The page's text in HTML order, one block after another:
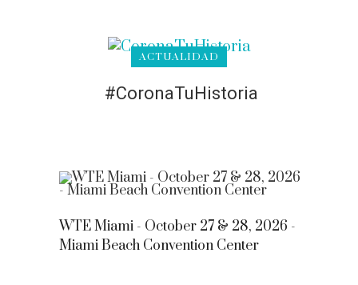
ACTUALIDAD
#CoronaTuHistoria
WTE Miami - October 27 & 28, 2026 -
Miami Beach Convention Center